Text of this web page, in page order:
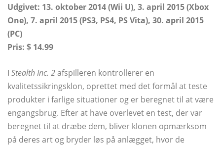
Udgivet: 13. oktober 2014 (Wii U), 3. april 2015 (Xbox
One), 7. april 2015 (PS3, PS4, PS Vita), 30. april 2015
(PC)
Pris: $ 14.99
I Stealth Inc. 2afspilleren kontrollerer en
kvalitetssikringsklon, oprettet med det formål at teste
produkter i farlige situationer og er beregnet til at være
engangsbrug. Efter at have overlevet en test, der var
beregnet til at dræbe dem, bliver klonen opmærksom
på deres art og bryder løs på anlægget, hvor de